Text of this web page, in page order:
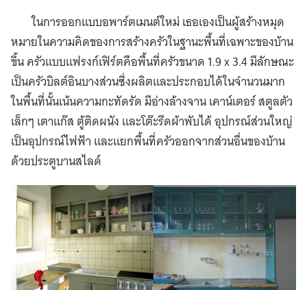
ในการออกแบบอพาร์ตเมนต์ใหม่ เธอเองเป็นผู้สร้างหมุด
หมายในความคิดของการสร้างครัวในฐานะพื้นที่เฉพาะของบ้าน
ขึ้น ครัวแบบแฟรงก์เฟิร์ตคือพื้นที่ครัวขนาด 1.9 x 3.4 มีลักษณะ
เป็นครัวบิลต์อินบางส่วนซึ่งผลิตและประกอบได้ในจำนวนมาก
ในพื้นที่นั้นเน้นความกะทัดรัด มีอ่างล้างจาน เคาน์เตอร์ สตูลตัว
เล็กๆ เตาแก๊ส ตู้ติดผนัง และโต๊ะรีดผ้าพับได้ อุปกรณ์ส่วนใหญ่
เป็นอุปกรณ์ไฟฟ้า และแยกพื้นที่ครัวออกจากส่วนอื่นของบ้าน
ด้วยประตูบานสไลด์